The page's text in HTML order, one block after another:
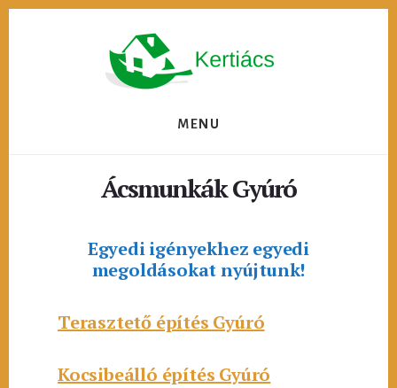
MENU
Ácsmunkák Gyúró
Egyedi igényekhez egyedi
megoldásokat nyújtunk!
Terasztető építés Gyúró
Kocsibeálló építés Gyúró